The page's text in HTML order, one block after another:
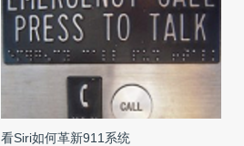
看Siri如何革新911系统